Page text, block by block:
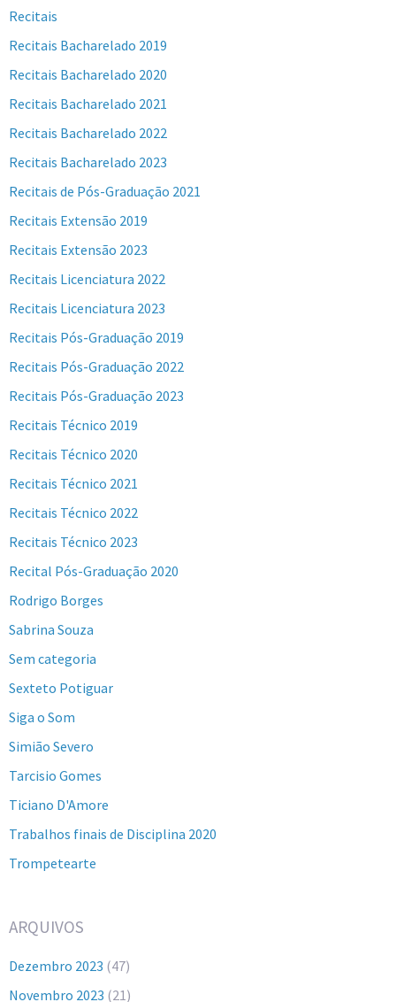
Recitais
Recitais Bacharelado 2019
Recitais Bacharelado 2020
Recitais Bacharelado 2021
Recitais Bacharelado 2022
Recitais Bacharelado 2023
Recitais de Pós-Graduação 2021
Recitais Extensão 2019
Recitais Extensão 2023
Recitais Licenciatura 2022
Recitais Licenciatura 2023
Recitais Pós-Graduação 2019
Recitais Pós-Graduação 2022
Recitais Pós-Graduação 2023
Recitais Técnico 2019
Recitais Técnico 2020
Recitais Técnico 2021
Recitais Técnico 2022
Recitais Técnico 2023
Recital Pós-Graduação 2020
Rodrigo Borges
Sabrina Souza
Sem categoria
Sexteto Potiguar
Siga o Som
Simião Severo
Tarcisio Gomes
Ticiano D'Amore
Trabalhos finais de Disciplina 2020
Trompetearte
ARQUIVOS
Dezembro 2023 (47)
Novembro 2023 (21)